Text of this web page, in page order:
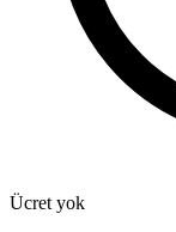
Ücret yok